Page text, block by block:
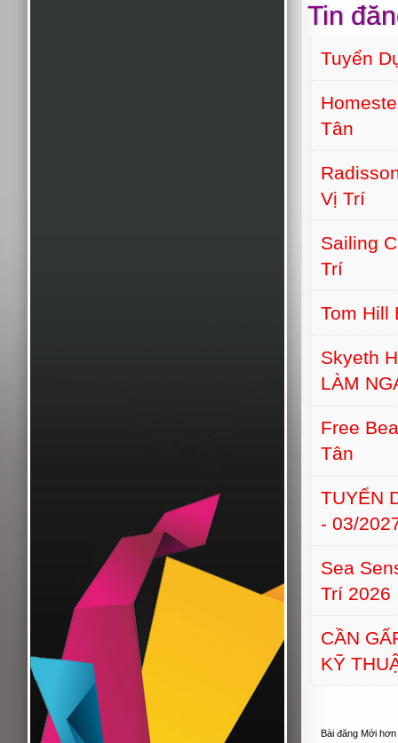
Tin
Tuyển
Tân
Vị Trí
Sailing
Trí
Tom Hill
Skyeth
LÀM
Free
Tân
TUYỂN
- 03/
Sea
Trí 2026
CẦN
KỸ
Bài đăng Mới hơn